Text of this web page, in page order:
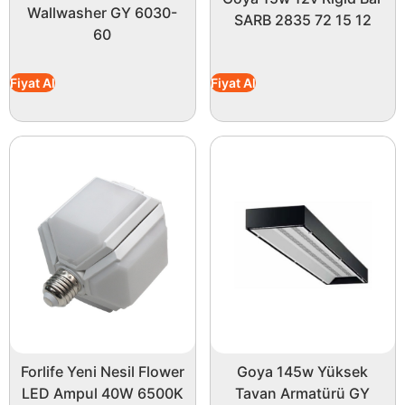
Wallwasher GY 6030-
60
Fiyat Al
SARB 2835 72 15 12
Fiyat Al
Forlife Yeni Nesil Flower
LED Ampul 40W 6500K
Goya 145w Yüksek
Tavan Armatürü GY